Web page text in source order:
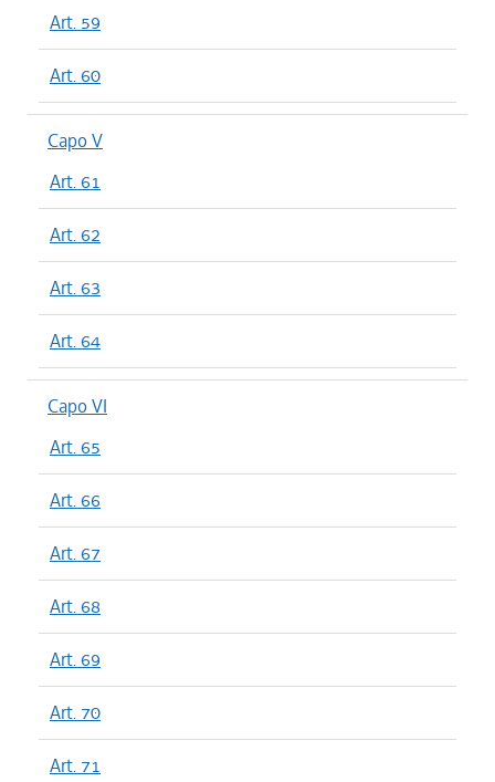
Art. 59
Art. 60
Capo V
Art. 61
Art. 62
Art. 63
Art. 64
Capo VI
Art. 65
Art. 66
Art. 67
Art. 68
Art. 69
Art. 70
Art. 71